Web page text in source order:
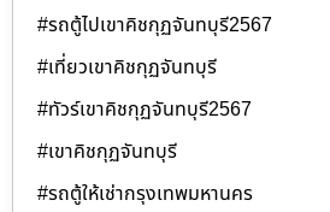
#รถตู้ไปเขาคิชกุฏจันทบุรี2567
#เที่ยวเขาคิชกุฏจันทบุรี
#ทัวร์เขาคิชกุฏจันทบุรี2567
#เขาคิชกุฏจันทบุรี
#รถตู้ให้เช่ากรุงเทพมหานคร